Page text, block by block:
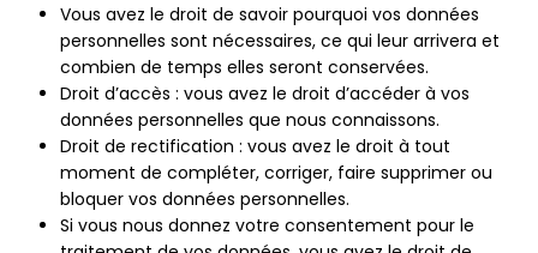
Vous avez le droit de savoir pourquoi vos données
personnelles sont nécessaires, ce qui leur arrivera et
combien de temps elles seront conservées.
Droit d’accès : vous avez le droit d’accéder à vos
données personnelles que nous connaissons.
Droit de rectification : vous avez le droit à tout
moment de compléter, corriger, faire supprimer ou
bloquer vos données personnelles.
Si vous nous donnez votre consentement pour le